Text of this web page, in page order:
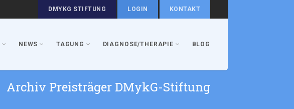
DMYKG STIFTUNG LOGIN KONTAKT
NEWS TAGUNG DIAGNOSE/THERAPIE BLOG
Archiv Preisträger DMykG-Stiftung